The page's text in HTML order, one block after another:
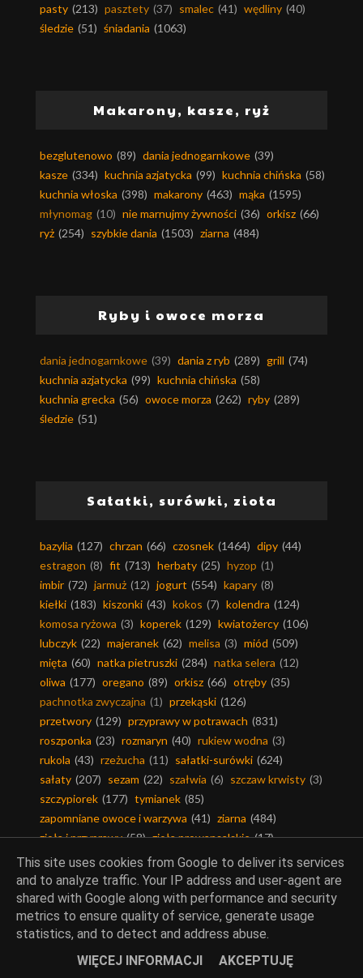
pasty (213) pasztety (37) smalec (41) wędliny (40)
śledzie (51) śniadania (1063)
Makarony, kasze, ryż
bezglutenowo (89) dania jednogarnkowe (39)
kasze (334) kuchnia azjatycka (99) kuchnia chińska (58)
kuchnia włoska (398) makarony (463) mąka (1595)
młynomag (10) nie marnujmy żywności (36) orkisz (66)
ryż (254) szybkie dania (1503) ziarna (484)
Ryby i owoce morza
dania jednogarnkowe (39) dania z ryb (289) grill (74)
kuchnia azjatycka (99) kuchnia chińska (58)
kuchnia grecka (56) owoce morza (262) ryby (289)
śledzie (51)
Sałatki, surówki, zioła
bazylia (127) chrzan (66) czosnek (1464) dipy (44)
estragon (8) fit (713) herbaty (25) hyzop (1)
imbir (72) jarmuż (12) jogurt (554) kapary (8)
kiełki (183) kiszonki (43) kokos (7) kolendra (124)
komosa ryżowa (3) koperek (129) kwiatożercy (106)
lubczyk (22) majeranek (62) melisa (3) miód (509)
mięta (60) natka pietruszki (284) natka selera (12)
oliwa (177) oregano (89) orkisz (66) otręby (35)
pachnotka zwyczajna (1) przekąski (126)
przetwory (129) przyprawy w potrawach (831)
roszponka (23) rozmaryn (40) rukiew wodna (3)
rukola (43) rzeżucha (11) sałatki-surówki (624)
sałaty (207) sezam (22) szałwia (6) szczaw krwisty (3)
szczypiorek (177) tymianek (85)
zapomniane owoce i warzywa (41) ziarna (484)
zioła i przyprawy (58) zioła prowansalskie (17)
zioła w potrawach
(870)
Chleby, pieczywo
This site uses cookies from Google to deliver its services
and to analyze traffic. Your IP address and user-agent are
shared with Google along with performance and security
metrics to ensure quality of service, generate usage
statistics, and to detect and address abuse.
WIĘCEJ INFORMACJI
AKCEPTUJĘ